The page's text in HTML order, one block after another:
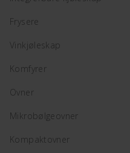
Frysere
Vinkjøleskap
Komfyrer
Ovner
Mikrobølgeovner
Kompaktovner